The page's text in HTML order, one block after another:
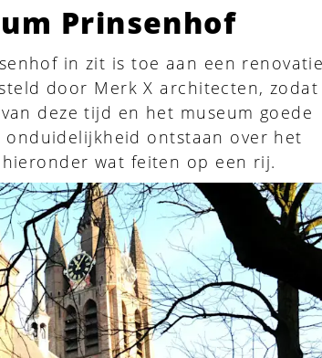
Prinsenhof
in zit is toe aan een
door Merk X architecten,
deze tijd en het museum goede
ontstaan over het
wat feiten op een rij.